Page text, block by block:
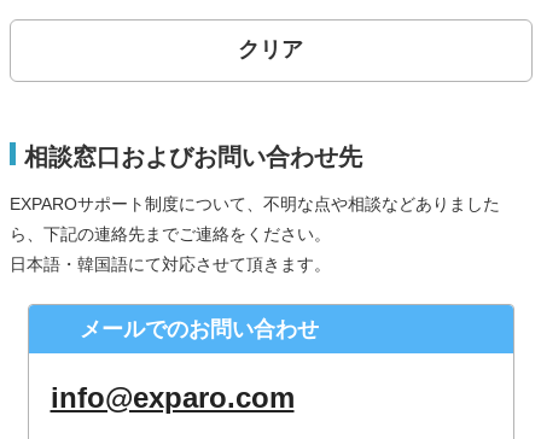
お問合せから取得した個人情報は委託することがありませ
開示対象個人情報の開示等および問合せ窓口について
の、利用目的の通知、開示、内容の訂正、追加または削除、
利用の停止、消去および第三者への提供の停止（「開示等」
といいます。）に応じます。
株式会社シースクェア 個人情報お問合せ窓口
〒160-0023 東京都新宿区西新宿６丁目１２−１ パークウェ
Eメール：info@c-square.co.jp
クリア
相談窓口およびお問い合わせ先
EXPAROサポート制度について、不明な点や相談などありました
ら、下記の連絡先までご連絡をください。
日本語・韓国語にて対応させて頂きます。
メールでのお問い合わせ
info@exparo.com